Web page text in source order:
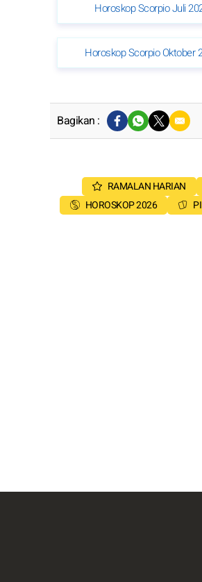
Horoskop Scorpio Juli
Horoskop Scorpio Oktober
Bagikan :
RAMALAN HARIAN
HOROSKOP 2026